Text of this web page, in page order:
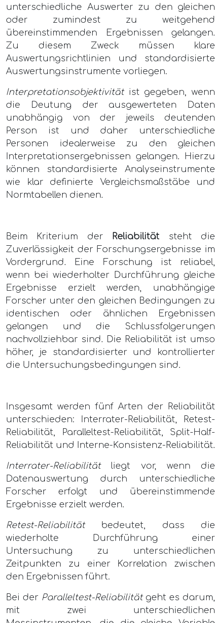
unterschiedliche Auswerter zu den gleichen
oder zumindest zu weitgehend
übereinstimmenden Ergebnissen gelangen.
Zu diesem Zweck müssen klare
Auswertungsrichtlinien und standardisierte
Auswertungsinstrumente vorliegen.
Interpretationsobjektivitätist gegeben, wenn
die Deutung der ausgewerteten Daten
unabhängig von der jeweils deutenden
Person ist und daher unterschiedliche
Personen idealerweise zu den gleichen
Interpretationsergebnissen gelangen. Hierzu
können standardisierte Analyseinstrumente
wie klar definierte Vergleichsmaßstäbe und
Normtabellen dienen.
Beim Kriterium der Reliabilität steht die
Zuverlässigkeit der Forschungsergebnisse im
Vordergrund. Eine Forschung ist reliabel,
wenn bei wiederholter Durchführung gleiche
Ergebnisse erzielt werden, unabhängige
Forscher unter den gleichen Bedingungen zu
identischen oder ähnlichen Ergebnissen
gelangen und die Schlussfolgerungen
nachvollziehbar sind. Die Reliabilität ist umso
höher, je standardisierter und kontrollierter
die Untersuchungsbedingungen sind.
Insgesamt werden fünf Arten der Reliabilität
unterschieden: Interrater-Reliabilität, Retest-
Reliabilität, Paralleltest-Reliabilität, Split-Half-
Reliabilität und Interne-Konsistenz-Reliabilität.
Interrater-Reliabilitätliegt vor, wenn die
Datenauswertung durch unterschiedliche
Forscher erfolgt und übereinstimmende
Ergebnisse erzielt werden.
Retest-Reliabilitätbedeutet, dass die
wiederholte Durchführung einer
Untersuchung zu unterschiedlichen
Zeitpunkten zu einer Korrelation zwischen
den Ergebnissen führt.
Bei der Paralleltest-Reliabilitätgeht es darum,
mit zwei unterschiedlichen